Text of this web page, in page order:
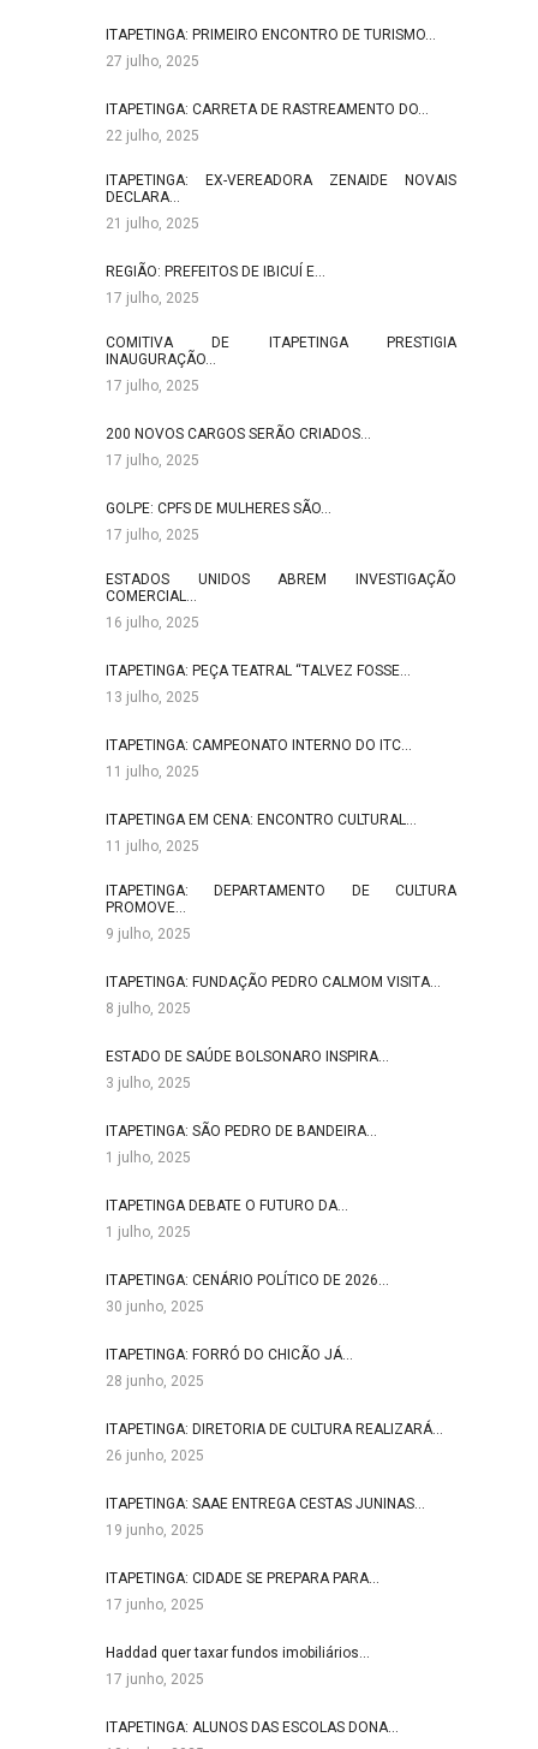
ITAPETINGA: PRIMEIRO ENCONTRO DE TURISMO…
27 julho, 2025
ITAPETINGA: CARRETA DE RASTREAMENTO DO…
22 julho, 2025
ITAPETINGA: EX-VEREADORA ZENAIDE NOVAIS
DECLARA…
21 julho, 2025
REGIÃO: PREFEITOS DE IBICUÍ E…
17 julho, 2025
COMITIVA DE ITAPETINGA PRESTIGIA
INAUGURAÇÃO…
17 julho, 2025
200 NOVOS CARGOS SERÃO CRIADOS…
17 julho, 2025
GOLPE: CPFS DE MULHERES SÃO…
17 julho, 2025
ESTADOS UNIDOS ABREM INVESTIGAÇÃO
COMERCIAL…
16 julho, 2025
ITAPETINGA: PEÇA TEATRAL “TALVEZ FOSSE…
13 julho, 2025
ITAPETINGA: CAMPEONATO INTERNO DO ITC…
11 julho, 2025
ITAPETINGA EM CENA: ENCONTRO CULTURAL…
11 julho, 2025
ITAPETINGA: DEPARTAMENTO DE CULTURA
PROMOVE…
9 julho, 2025
ITAPETINGA: FUNDAÇÃO PEDRO CALMOM VISITA…
8 julho, 2025
ESTADO DE SAÚDE BOLSONARO INSPIRA…
3 julho, 2025
ITAPETINGA: SÃO PEDRO DE BANDEIRA…
1 julho, 2025
ITAPETINGA DEBATE O FUTURO DA…
1 julho, 2025
ITAPETINGA: CENÁRIO POLÍTICO DE 2026…
30 junho, 2025
ITAPETINGA: FORRÓ DO CHICÃO JÁ…
28 junho, 2025
ITAPETINGA: DIRETORIA DE CULTURA REALIZARÁ…
26 junho, 2025
ITAPETINGA: SAAE ENTREGA CESTAS JUNINAS…
19 junho, 2025
ITAPETINGA: CIDADE SE PREPARA PARA…
17 junho, 2025
Haddad quer taxar fundos imobiliários…
17 junho, 2025
ITAPETINGA: ALUNOS DAS ESCOLAS DONA…